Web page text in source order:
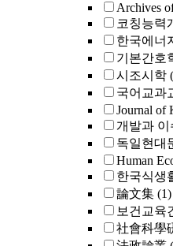
Archives
코칭능력
한국에너
기본간호
시조시학
국어교과
Journal of
개발과 이
독일현대
Human
한국식생
論文集 (1)
보건교육
社會科學